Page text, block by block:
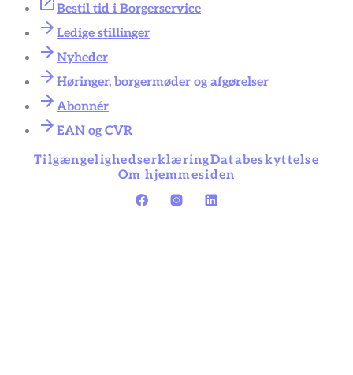
Bestil tid i Borgerservice
Ledige stillinger
Nyheder
Høringer, borgermøder og afgørelser
Abonnér
EAN og CVR
TilgængelighedserklæringDatabeskyttelse
Om hjemmesiden